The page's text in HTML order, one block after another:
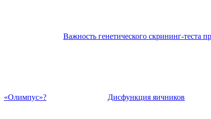
Важность генетического скрининг-теста
«Олимпус»? Дисфункция яичников